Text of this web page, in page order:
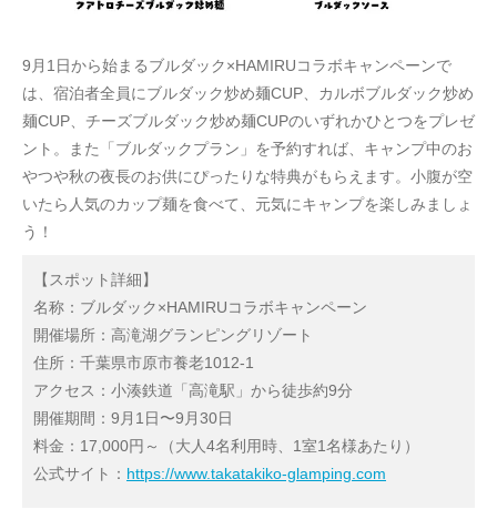
9月1日から始まるブルダック×HAMIRUコラボキャンペーンで
は、宿泊者全員にブルダック炒め麺CUP、カルボブルダック炒め
麺CUP、チーズブルダック炒め麺CUPのいずれかひとつをプレゼ
ント。また「ブルダックプラン」を予約すれば、キャンプ中のお
やつや秋の夜長のお供にぴったりな特典がもらえます。小腹が空
いたら人気のカップ麺を食べて、元気にキャンプを楽しみましょ
う！
【スポット詳細】
名称：ブルダック×HAMIRUコラボキャンペーン
開催場所：高滝湖グランピングリゾート
住所：千葉県市原市養老1012-1
アクセス：小湊鉄道「高滝駅」から徒歩約9分
開催期間：9月1日〜9月30日
料金：17,000円～（大人4名利用時、1室1名様あたり）
公式サイト： https://www.takatakiko-glamping.com